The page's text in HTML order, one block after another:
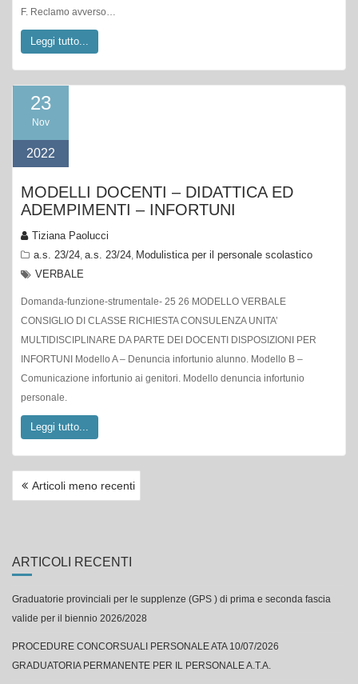
F. Reclamo avverso…
Leggi tutto...
23
Nov
2022
MODELLI DOCENTI – DIDATTICA ED
ADEMPIMENTI – INFORTUNI
Tiziana Paolucci
a.s. 23/24, a.s. 23/24, Modulistica per il personale scolastico
VERBALE
Domanda-funzione-strumentale- 25 26 MODELLO VERBALE
CONSIGLIO DI CLASSE RICHIESTA CONSULENZA UNITA’
MULTIDISCIPLINARE DA PARTE DEI DOCENTI DISPOSIZIONI PER
INFORTUNI Modello A – Denuncia infortunio alunno. Modello B –
Comunicazione infortunio ai genitori. Modello denuncia infortunio
personale.
Leggi tutto...
NAVIGAZIONE
ARTICOLI
Articoli meno recenti
ARTICOLI RECENTI
Graduatorie provinciali per le supplenze (GPS ) di prima e seconda fascia
valide per il biennio 2026/2028
PROCEDURE CONCORSUALI PERSONALE ATA 10/07/2026
GRADUATORIA PERMANENTE PER IL PERSONALE A.T.A.